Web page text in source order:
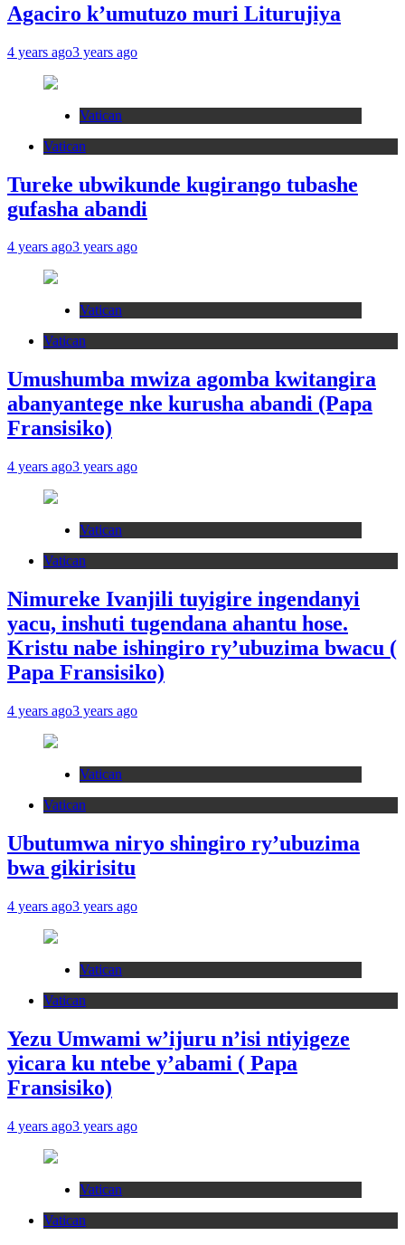
Agaciro k’umutuzo muri Liturujiya
4 years ago3 years ago
Vatican
Vatican
Tureke ubwikunde kugirango tubashe
gufasha abandi
4 years ago3 years ago
Vatican
Vatican
Umushumba mwiza agomba kwitangira
abanyantege nke kurusha abandi (Papa
Fransisiko)
4 years ago3 years ago
Vatican
Vatican
Nimureke Ivanjili tuyigire ingendanyi
yacu, inshuti tugendana ahantu hose.
Kristu nabe ishingiro ry’ubuzima bwacu (
Papa Fransisiko)
4 years ago3 years ago
Vatican
Vatican
Ubutumwa niryo shingiro ry’ubuzima
bwa gikirisitu
4 years ago3 years ago
Vatican
Vatican
Yezu Umwami w’ijuru n’isi ntiyigeze
yicara ku ntebe y’abami ( Papa
Fransisiko)
4 years ago3 years ago
Vatican
Vatican